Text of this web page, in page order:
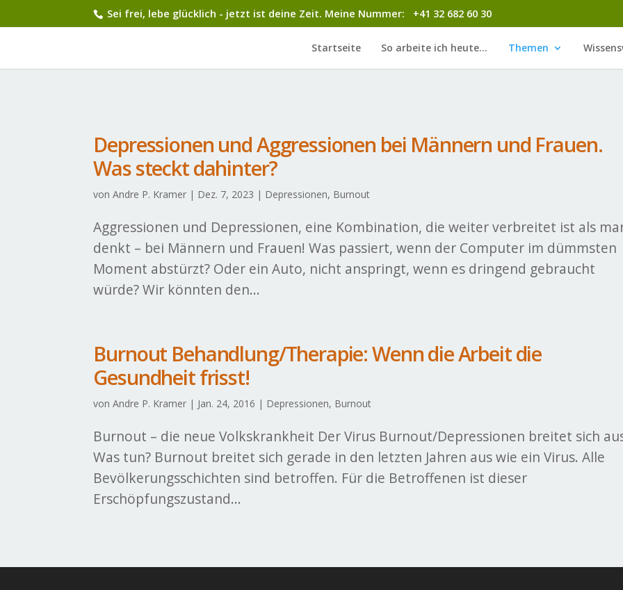
Sei frei, lebe glücklich - jetzt ist deine Zeit. Meine Nummer: +41 32 682 60 30
Startseite So arbeite ich heute… Themen
Depressionen und Aggressionen bei Männern und Frauen.
Was steckt dahinter?
vonAndre P. Kramer | Dez. 7, 2023 | Depressionen, Burnout
Aggressionen und Depressionen, eine Kombination, die weiter verbreitet ist als
denkt – bei Männern und Frauen! Was passiert, wenn der Computer im dümmsten
Moment abstürzt? Oder ein Auto, nicht anspringt, wenn es dringend gebraucht
würde? Wir könnten den...
Burnout Behandlung/Therapie: Wenn die Arbeit die
Gesundheit frisst!
vonAndre P. Kramer | Jan. 24, 2016 | Depressionen, Burnout
Burnout – die neue Volkskrankheit Der Virus Burnout/Depressionen breitet sich
Was tun? Burnout breitet sich gerade in den letzten Jahren aus wie ein Virus. Alle
Bevölkerungsschichten sind betroffen. Für die Betroffenen ist dieser
Erschöpfungszustand...